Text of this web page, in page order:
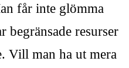
får inte glömma
begränsade resurser
Vill man ha ut mera